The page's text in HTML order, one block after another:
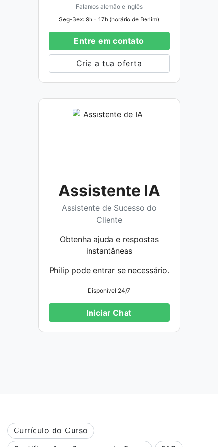
Falamos alemão e inglês
Seg-Sex: 9h - 17h (horário de Berlim)
Entre em contato
Cria a tua oferta
Assistente IA
Assistente de Sucesso do
Cliente
Obtenha ajuda e respostas
instantâneas
Philip pode entrar se necessário.
Disponível 24/7
Iniciar Chat
Currículo do Curso